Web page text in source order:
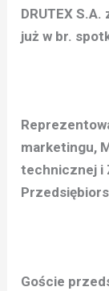
DRUTEX
już w br.
marketingu,
technicznej i
Goście